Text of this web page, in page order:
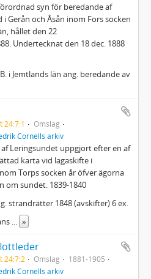
syn för beredande af
Gerån och Åsån inom Fors socken
hållet den 22
Undertecknat den 18 dec. 1888
i Jemtlands län ang. beredande av
24:7:1
Omslag
Cornells arkiv
af Leringsundet uppgjort efter en af
karta vid lagaskifte i
Torps socken år öfver ägorna
om sundet. 1839-1840
strandrätter 1848 (avskifter) 6 ex.
»
24:7:2 Omslag
1881-1905
Cornells arkiv